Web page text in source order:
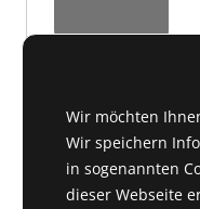
auf Anfrage
Wir möchten
Wir speichern
in sogenannten
dieser Webseite